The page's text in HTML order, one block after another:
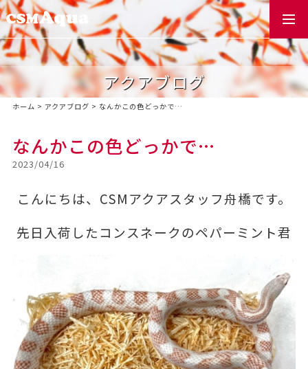
アクアブログ
ホーム > アクアブログ > なんかこの色どっかで…
なんかこの色どっかで…
2023/04/16
こんにちは、CSMアクアスタッフ舟橋です。
先日入荷したコンスネークのペパーミント君